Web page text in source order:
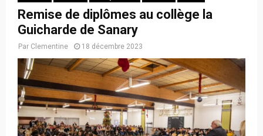
Remise de diplômes au collège la
Guicharde de Sanary
Par Clementine 18 décembre 2023